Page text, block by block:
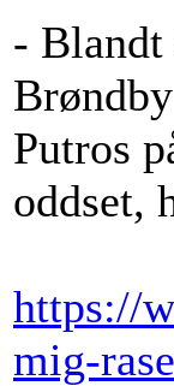
-
Putros
oddset,
https://
mig-